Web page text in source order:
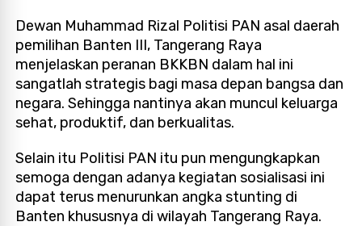
Dewan Muhammad Rizal Politisi PAN asal daerah
pemilihan Banten III, Tangerang Raya
menjelaskan peranan BKKBN dalam hal ini
sangatlah strategis bagi masa depan bangsa dan
negara. Sehingga nantinya akan muncul keluarga
sehat, produktif, dan berkualitas.
Selain itu Politisi PAN itu pun mengungkapkan
semoga dengan adanya kegiatan sosialisasi ini
dapat terus menurunkan angka stunting di
Banten khususnya di wilayah Tangerang Raya.